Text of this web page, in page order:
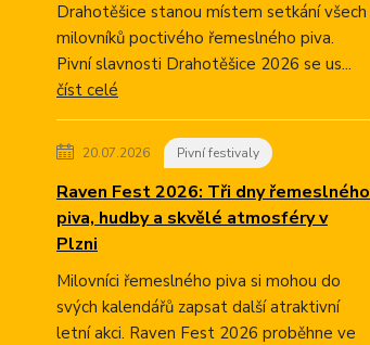
Drahotěšice stanou místem setkání všech
milovníků poctivého řemeslného piva.
Pivní slavnosti Drahotěšice 2026 se us...
číst celé
20.07.2026 Pivní festivaly
Raven Fest 2026: Tři dny řemeslného
piva, hudby a skvělé atmosféry v
Plzni
Milovníci řemeslného piva si mohou do
svých kalendářů zapsat další atraktivní
letní akci. Raven Fest 2026 proběhne ve